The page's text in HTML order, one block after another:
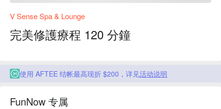
V Sense Spa & Lounge
完美修護療程 120 分鐘
使用 AFTEE 结帐最高现折 $200，详见活动说明
FunNow 专属